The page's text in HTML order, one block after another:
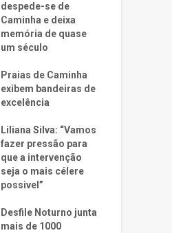
despede-se de
Caminha e deixa
memória de quase
um século
Praias de Caminha
exibem bandeiras de
excelência
Liliana Silva: “Vamos
fazer pressão para
que a intervenção
seja o mais célere
possivel”
Desfile Noturno junta
mais de 1000